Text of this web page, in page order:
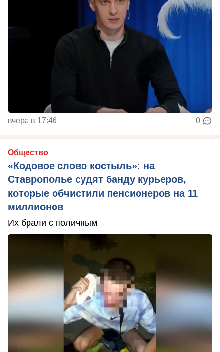
вчера в 17:46 0
Общество
«Кодовое слово костыль»: на
Ставрополье судят банду курьеров,
которые обчистили пенсионеров на 11
миллионов
Их брали с поличным